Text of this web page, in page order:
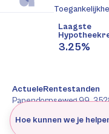
Laagste
3.25%
ActueleRentestanden
Papendorpseweg 99,
088-2277344
AFM: 12047091
Hoe kunnen we je